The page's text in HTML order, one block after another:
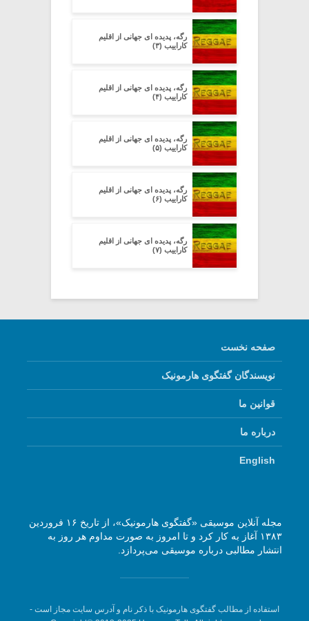
رگه، پدیده ای جهانی از اقلیم
کاراییب (۳)
رگه، پدیده ای جهانی از اقلیم
کاراییب (۴)
رگه، پدیده ای جهانی از اقلیم
کاراییب (۵)
رگه، پدیده ای جهانی از اقلیم
کاراییب (۶)
رگه، پدیده ای جهانی از اقلیم
کاراییب (۷)
صفحه نخست
نویسندگان گفتگوی هارمونیک
قوانین ما
درباره ما
English
مجله آنلاین موسیقی «گفتگوی هارمونیک»، از تاریخ ۱۶ فروردین
۱۳۸۳ آغاز به کار کرد و تا امروز به صورت مداوم هر روز به
انتشار مطالبی درباره موسیقی می‌پردازد.
استفاده از مطالب گفتگوی هارمونیک با ذکر نام و آدرس سایت مجاز است -